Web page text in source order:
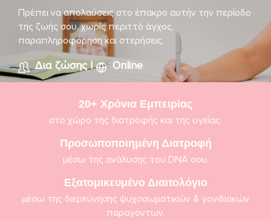
Πρέπει να απολαύσεις στο έπακρο αυτήν την περίοδο
της ζωής σου, χωρίς περιττό άγχος,
παραπληροφόρηση και στερήσεις.
Δια ζώσης| Online
20+ Χρόνια Εμπειρiας
στο χώρο της διατροφής και της υγείας.
Προσωποποιημένη Διατροφή
μέσω της ανάλυσης του DNA σου.
Εξατομικευμένο Διαιτολόγιο
μέσω της διερεύνησης ψυχοσωματικών & γονιδιακών
παραγόντων.